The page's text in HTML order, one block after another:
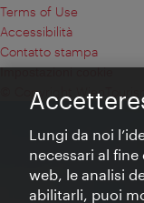
Terms of Use
Accessibilità
Contatto stampa
Impostazioni cookie
© Copyright
Lungi da noi
necessari al
web, le analisi
abilitarli, puoi